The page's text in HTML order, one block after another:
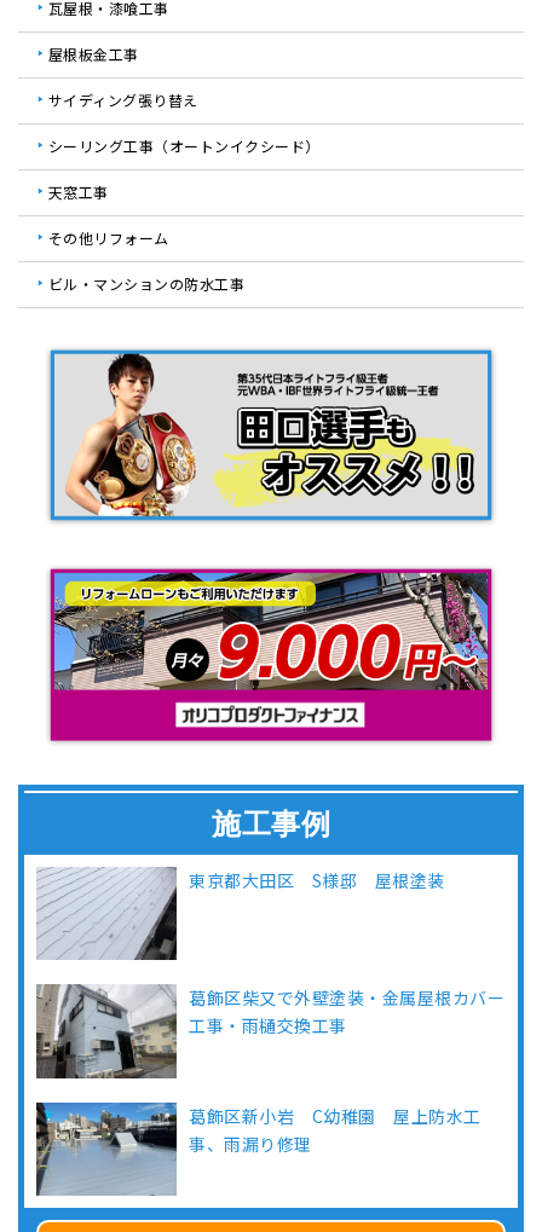
瓦屋根・漆喰工事
屋根板金工事
サイディング張り替え
シーリング工事（オートンイクシード）
天窓工事
その他リフォーム
ビル・マンションの防水工事
施工事例
東京都大田区 S様邸 屋根塗装
葛飾区柴又で外壁塗装・金属屋根カバー
工事・雨樋交換工事
葛飾区新小岩 C幼稚園 屋上防水工
事、雨漏り修理